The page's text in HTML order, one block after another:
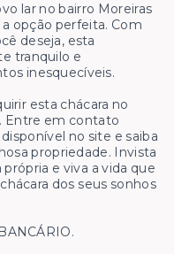
lar no bairro Moreiras
opção perfeita. Com
deseja, esta
tranquilo e
inesquecíveis.
esta chácara no
Entre em contato
no site e saiba
propriedade. Invista
e viva a vida que
dos seus sonhos